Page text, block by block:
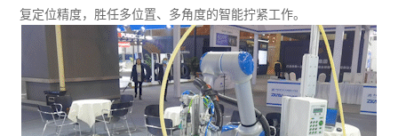
复定位精度，胜任多位置、多角度的智能拧紧工作。